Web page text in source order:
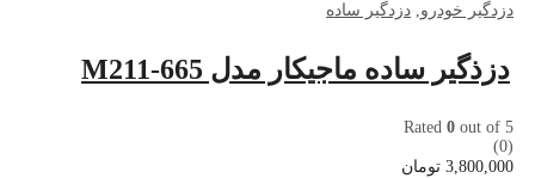
دزدگیر خودرو, دزدگیر ساده
دزذگیر ساده ماجیکار مدل M211-665
Rated 0 out of 5
(0)
3,800,000 تومان